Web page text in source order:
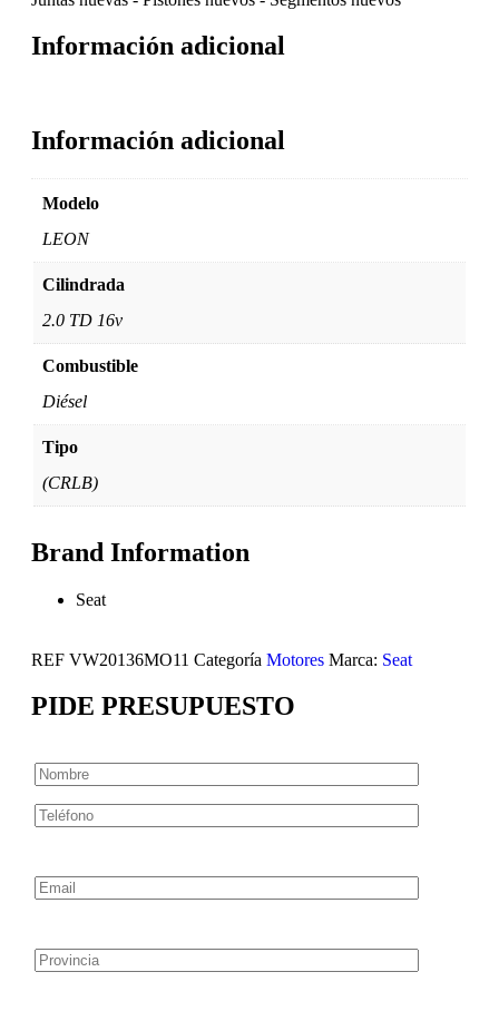
Información adicional
Información adicional
Modelo
LEON
Cilindrada
2.0 TD 16v
Combustible
Diésel
Tipo
(CRLB)
Brand Information
Seat
REF VW20136MO11 Categoría Motores Marca: Seat
PIDE PRESUPUESTO